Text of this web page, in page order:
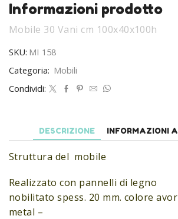
Informazioni prodotto
Mobile 30 Vani cm 100x40x100h
SKU: MI 158
Categoria: Mobili
Condividi:
DESCRIZIONE INFORMAZIONI
Struttura del mobile
Realizzato con pannelli di legno
nobilitato spess. 20 mm. colore
metal –